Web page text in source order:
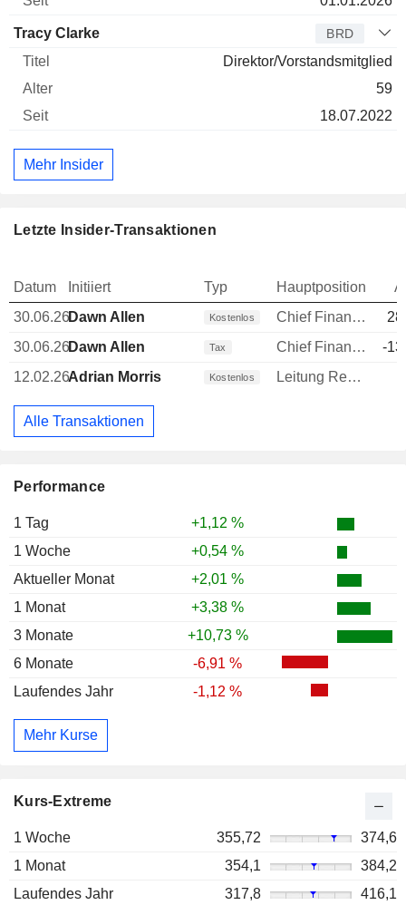
Performance
1 Tag
+1,12 %
1 Woche
+0,54 %
Aktueller Monat
+2,01 %
1 Monat
+3,38 %
3 Monate
+10,73 %
6 Monate
-6,91 %
Laufendes Jahr
-1,12 %
Mehr Kurse
Kurs-Extreme
1 Woche 355,72
374,6
1 Monat
354,1
384,2
Laufendes Jahr
317,8 416,1
Tracy Clarke BRD
Direktor/Vorstandsmitglied
59
18.07.2022
Mehr Insider
Letzte Insider-Transaktionen
Datum Initiiert Typ Hauptposition
30.06.26Dawn Allen Kostenlos Chief Financial Officer (CFO)
30.06.26Dawn Allen Tax Chief Financial Officer (CFO)
-
12.02.26Adrian Morris Kostenlos Leitung Rechtsabteilung
Alle Transaktionen